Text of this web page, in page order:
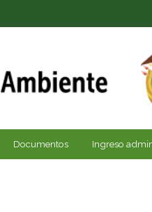
Documentos Ingreso